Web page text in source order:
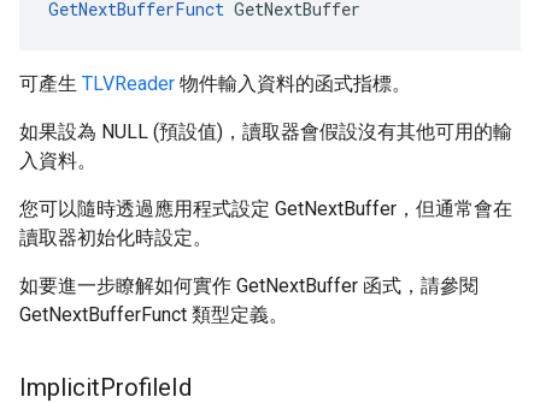
GetNextBufferFunct GetNextBuffer
可產生 TLVReader 物件輸入資料的函式指標。
如果設為 NULL (預設值)，讀取器會假設沒有其他可用的輸
入資料。
您可以隨時透過應用程式設定 GetNextBuffer，但通常會在
讀取器初始化時設定。
如要進一步瞭解如何實作 GetNextBuffer 函式，請參閱
GetNextBufferFunct 類型定義。
ImplicitProfileId